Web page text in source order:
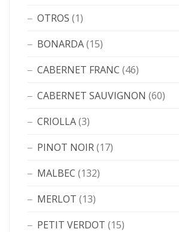
OTROS (1)
BONARDA(15)
CABERNET FRANC (46)
CABERNET SAUVIGNON (60)
CRIOLLA(3)
PINOT NOIR(17)
MALBEC (132)
MERLOT (13)
PETIT VERDOT (15)